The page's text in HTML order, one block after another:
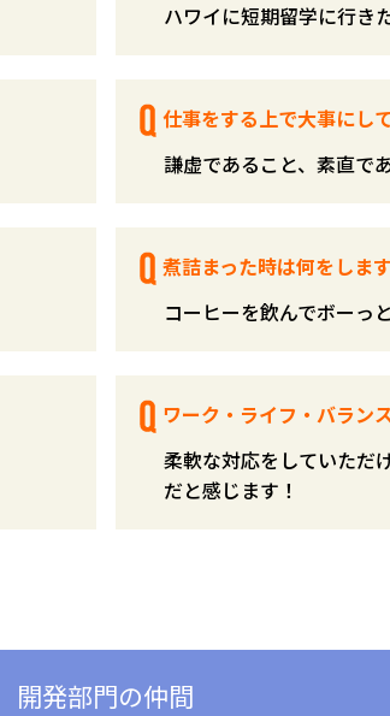
ハワイに短期留学に行き
仕事をする上で大事にし
謙虚であること、素直で
煮詰まった時は何をしま
コーヒーを飲んでボーっ
ワーク・ライフ・バラン
柔軟な対応をしていただ
だと感じます！
開発部門の仲間